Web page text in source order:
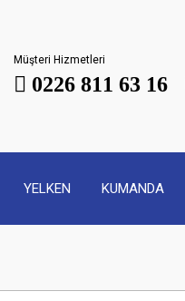
Müşteri Hizmetleri
0226 811 63 16
YELKEN KUMANDA